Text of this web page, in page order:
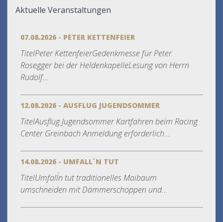
Aktuelle Veranstaltungen
07.08.2026 - PETER KETTENFEIER
TitelPeter KettenfeierGedenkmesse für Peter
Rosegger bei der HeldenkapelleLesung von Herrn
Rudolf...
12.08.2026 - AUSFLUG JUGENDSOMMER
TitelAusflug Jugendsommer Kartfahren beim Racing
Center Greinbach Anmeldung erforderlich...
14.08.2026 - UMFALL´N TUT
TitelUmfall´n tut traditionelles Maibaum
umschneiden mit Dämmerschoppen und...